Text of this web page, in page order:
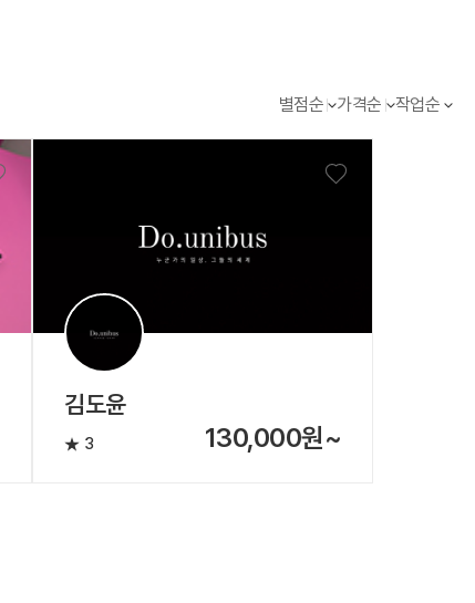
별점순 가격순 작업순
김도윤
3 130,000원~